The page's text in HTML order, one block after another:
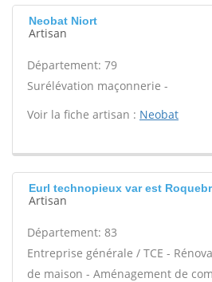
Neobat Niort
Artisan
Département: 79
Surélévation maçonnerie -
Voir la fiche artisan : Neobat
Eurl technopieux var est
Artisan
Département: 83
Entreprise générale / TCE -
de maison - Aménagement de